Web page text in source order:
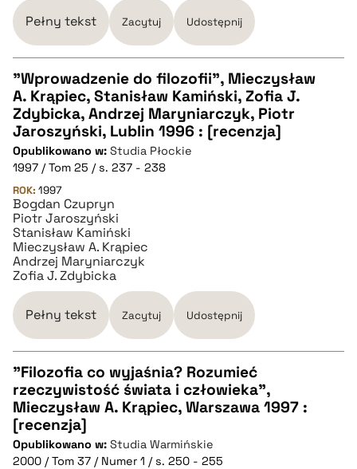
pobierz cytat
Pełny tekst Zacytuj Udostępnij
CZYSTY TEKST
pobierz cytat
BIBTEX
pobierz cytat
"Wprowadzenie do filozofii", Mieczysław
A. Krąpiec, Stanisław Kamiński, Zofia J.
Zdybicka, Andrzej Maryniarczyk, Piotr
Jaroszyński, Lublin 1996 : [recenzja]
Opublikowano w: Studia Płockie
1997 / Tom 25 / s. 237 - 238
ROK: 1997
Bogdan Czupryn
Piotr Jaroszyński
Stanisław Kamiński
Mieczysław A. Krąpiec
Andrzej Maryniarczyk
Zofia J. Zdybicka
Pełny tekst Zacytuj Udostępnij
CZYSTY TEKST
pobierz cytat
"Filozofia co wyjaśnia? Rozumieć
rzeczywistość świata i człowieka",
Mieczysław A. Krąpiec, Warszawa 1997 :
[recenzja]
Opublikowano w: Studia Warmińskie
2000 / Tom 37 / Numer 1 / s. 250 - 255